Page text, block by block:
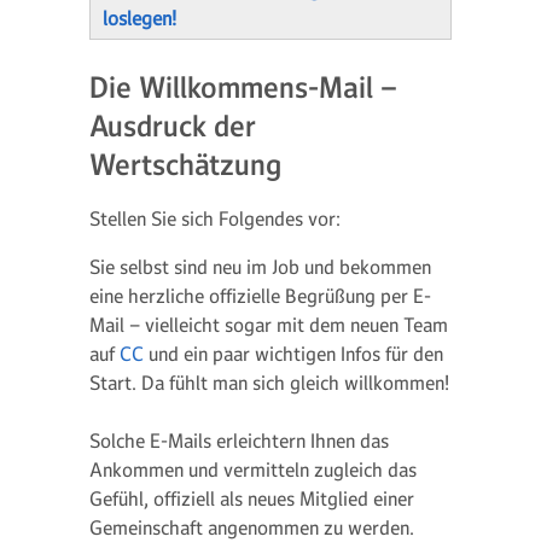
loslegen!
Die Willkommens-Mail –
Ausdruck der
Wertschätzung
Stellen Sie sich Folgendes vor:
Sie selbst sind neu im Job und bekommen
eine herzliche offizielle Begrüßung per E-
Mail – vielleicht sogar mit dem neuen Team
auf CC und ein paar wichtigen Infos für den
Start. Da fühlt man sich gleich willkommen!
Solche E-Mails erleichtern Ihnen das
Ankommen und vermitteln zugleich das
Gefühl, offiziell als neues Mitglied einer
Gemeinschaft angenommen zu werden.